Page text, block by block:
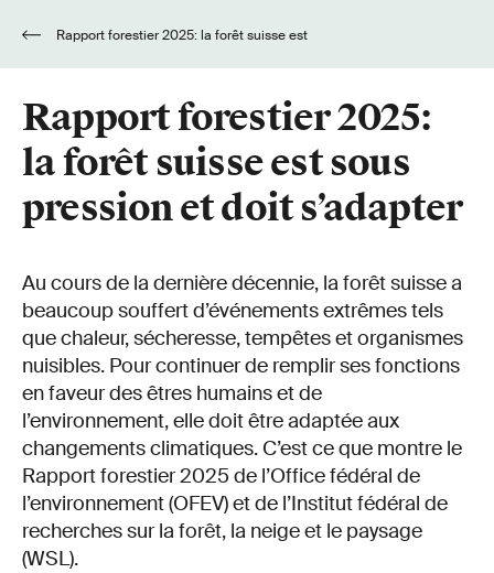
Rapport forestier 2025:
la forêt suisse est sous
pression et doit s’adapter
Au cours de la dernière décennie, la forêt suisse a
beaucoup souffert d’événements extrêmes tels
que chaleur, sécheresse, tempêtes et organismes
nuisibles. Pour continuer de remplir ses fonctions
en faveur des êtres humains et de
l’environnement, elle doit être adaptée aux
changements climatiques. C’est ce que montre le
Rapport forestier 2025 de l’Office fédéral de
l’environnement (OFEV) et de l’Institut fédéral de
recherches sur la forêt, la neige et le paysage
(WSL).